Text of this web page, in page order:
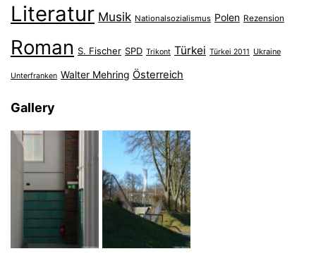
Literatur Musik Nationalsozialismus Polen Rezension
Roman S. Fischer SPD Trikont Türkei Türkei 2011 Ukraine
Unterfranken Walter Mehring Österreich
Gallery